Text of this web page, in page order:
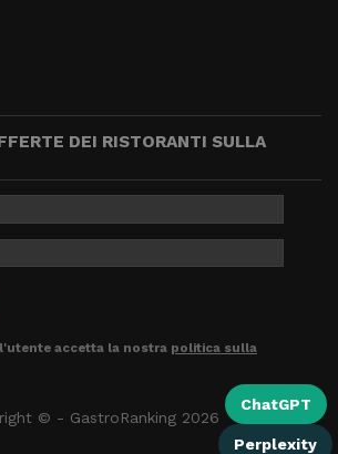
ChatGPT
Perplexity
DEI RISTORANTI SULLA
accetta la nostra politica sulla
© - GastroRanking 2026